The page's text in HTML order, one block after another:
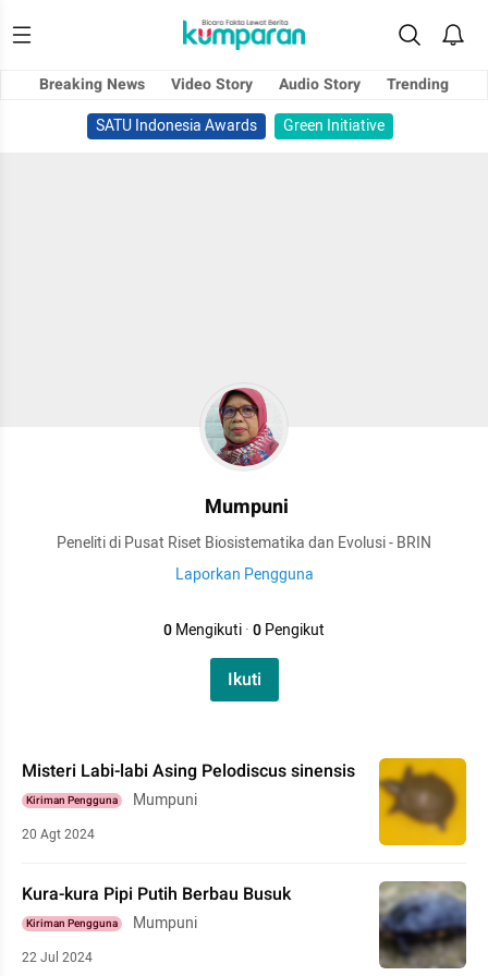
Breaking News Video Story Audio Story
Trending
SATU Indonesia Awards
Green Initiative
Mumpuni
Peneliti di Pusat Riset Biosistematika dan Evolusi - BRIN
Laporkan Pengguna
0Mengikuti·0Pengikut
Ikuti
Misteri Labi-labi Asing Pelodiscus sinensis
Kiriman Pengguna Mumpuni
20 Agt 2024
Kura-kura Pipi Putih Berbau Busuk
Kiriman Pengguna Mumpuni
22 Jul 2024